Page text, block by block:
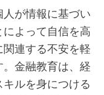
が情報に基づい
よって自信を高
連する不安を軽
金融教育は、経
ルを身につける